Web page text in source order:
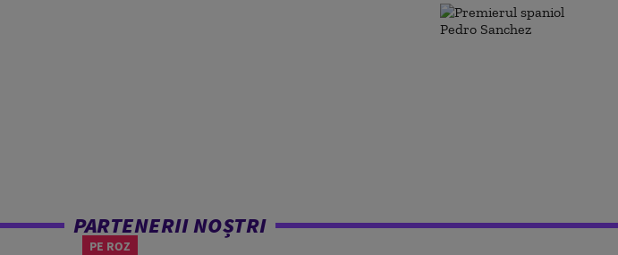
PARTENERII NOȘTRI
PE ROZ